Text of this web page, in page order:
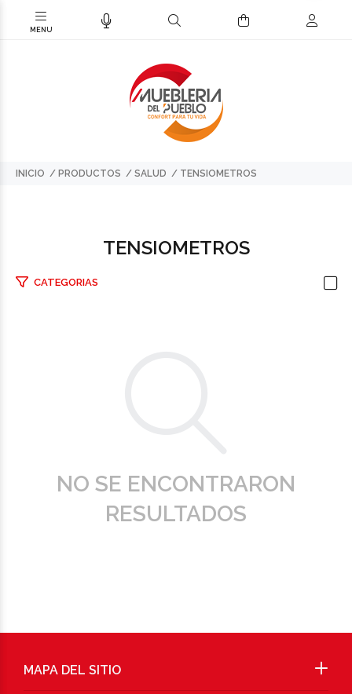
INICIO PRODUCTOS SALUD TENSIOMETROS
TENSIOMETROS
CATEGORIAS
NO SE ENCONTRARON
RESULTADOS
MAPA DEL SITIO